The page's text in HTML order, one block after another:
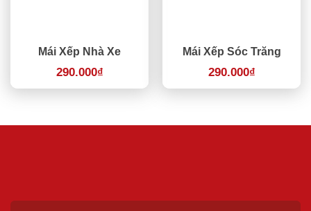
Mái Xếp Nhà Xe
290.000₫
Mái Xếp Sóc Trăng
290.000₫